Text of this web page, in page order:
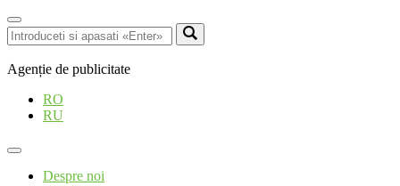
Agenție de publicitate
RO
RU
Despre noi